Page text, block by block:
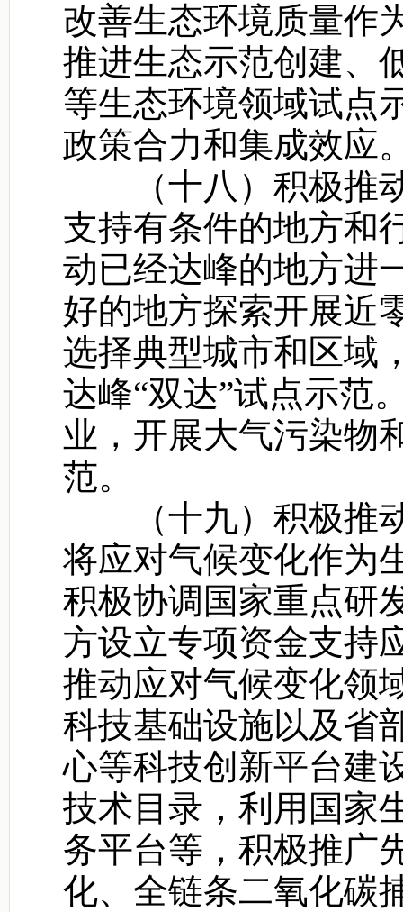
改善生态环境质量作
推进生态示范创建、
等生态环境领域试点
政策合力和集成效应
（十八）积极推动
支持有条件的地方和
动已经达峰的地方进
好的地方探索开展近
选择典型城市和区域
达峰“双达”试点示范
业，开展大气污染物
范。
（十九）积极推动
将应对气候变化作为
积极协调国家重点研
方设立专项资金支持
推动应对气候变化领
科技基础设施以及省
心等科技创新平台建
技术目录，利用国家
务平台等，积极推广
化、全链条二氧化碳